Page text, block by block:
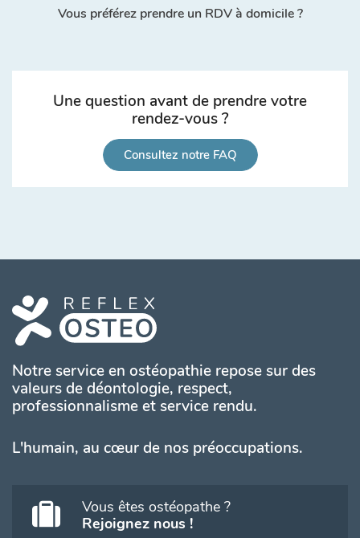
Vous préférez prendre un RDV à domicile ?
Une question avant de prendre votre
rendez-vous ?
Consultez notre FAQ
Notre service en ostéopathie repose sur des
valeurs de déontologie, respect,
professionnalisme et service rendu.
L'humain, au cœur de nos préoccupations.
Vous êtes ostéopathe ?
Rejoignez nous !